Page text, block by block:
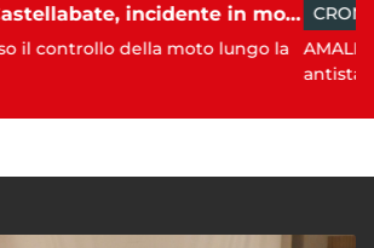
Castellabate, incidente in moto: 27enne in ospedale
moto lungo la
CRONACA 21:53
AMALFI. Nel